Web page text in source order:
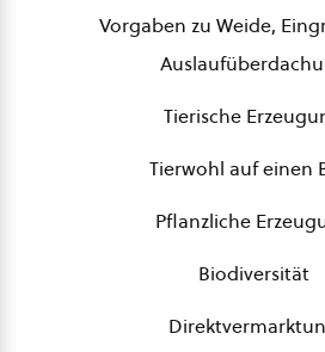
Vorgaben zu Weide,
Tierische
Tierwohl auf einen
Pflanzliche
Biodiversität